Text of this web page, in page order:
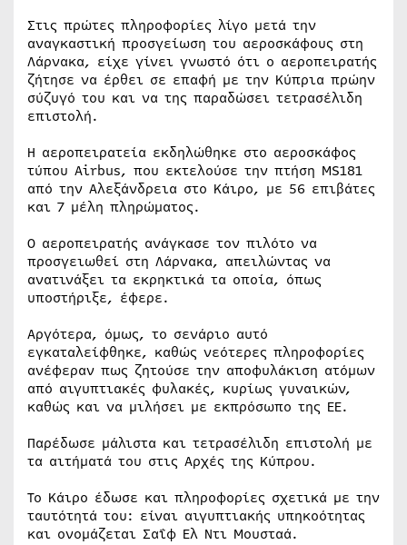
Στις πρώτες πληροφορίες λίγο μετά την
αναγκαστική προσγείωση του αεροσκάφους στη
Λάρνακα, είχε γίνει γνωστό ότι ο αεροπειρατής
ζήτησε να έρθει σε επαφή με την Κύπρια πρώην
σύζυγό του και να της παραδώσει τετρασέλιδη
επιστολή.
Η αεροπειρατεία εκδηλώθηκε στο αεροσκάφος
τύπου Airbus, που εκτελούσε την πτήση MS181
από την Αλεξάνδρεια στο Κάιρο, με 56 επιβάτες
και 7 μέλη πληρώματος.
Ο αεροπειρατής ανάγκασε τον πιλότο να
προσγειωθεί στη Λάρνακα, απειλώντας να
ανατινάξει τα εκρηκτικά τα οποία, όπως
υποστήριξε, έφερε.
Αργότερα, όμως, το σενάριο αυτό
εγκαταλείφθηκε, καθώς νεότερες πληροφορίες
ανέφεραν πως ζητούσε την αποφυλάκιση ατόμων
από αιγυπτιακές φυλακές, κυρίως γυναικών,
καθώς και να μιλήσει με εκπρόσωπο της ΕΕ.
Παρέδωσε μάλιστα και τετρασέλιδη επιστολή με
τα αιτήματά του στις Αρχές της Κύπρου.
Το Κάιρο έδωσε και πληροφορίες σχετικά με την
ταυτότητά του: είναι αιγυπτιακής υπηκοότητας
και ονομάζεται Σαΐφ Ελ Ντι Μουσταά.